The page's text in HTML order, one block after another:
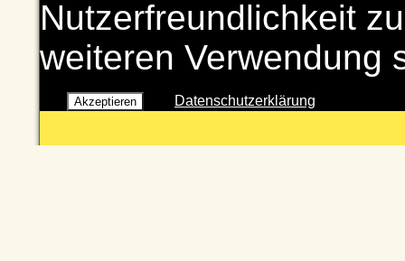
Nutzerfreundlichkeit
weiteren Verwendung
Akzeptieren Datenschutzerklärung